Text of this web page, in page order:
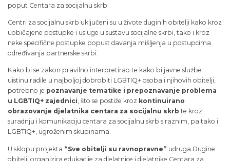
poput Centara za socijalnu skrb.
Centri za socijalnu skrb uključeni su u živote duginih obitelji kako kroz
uobičajene postupke i usluge u sustavu socijalne skrbi, tako i kroz
neke specifične postupke popust davanja mišljenja u postupcima
određivanja partnerske skrbi.
Kako bi se zakon pravilno interpretirao te kako bi javne službe
uistinu radile u najboljoj dobrobiti LGBTIQ+ osoba i njihovih obitelji,
potrebno je poznavanje tematike i prepoznavanje problema
u LGBTIQ+ zajednici, što se postiže kroz kontinuirano
obrazovanje djelatnika centara za socijalnu skrb te kroz
suradnju i komunikaciju centara za socijalnu skrb s raznim, pa tako i
LGBTIQ+, ugroženim skupinama.
U sklopu projekta “Sve obitelji su ravnopravne” udruga Dugine
obitelji organizira edukacije za djelatnice i djelatnike Centara za